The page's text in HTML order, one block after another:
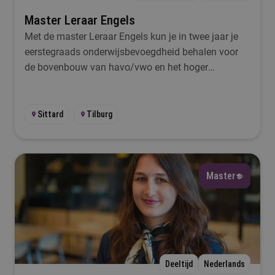
Master Leraar Engels
Met de master Leraar Engels kun je in twee jaar je
eerstegraads onderwijsbevoegdheid behalen voor
de bovenbouw van havo/vwo en het hoger
Sittard Tilburg
Master
Deeltijd Nederlands